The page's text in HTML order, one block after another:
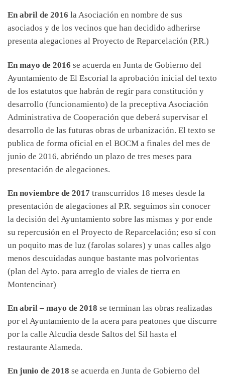
En abril de 2016 la Asociación en nombre de sus
asociados y de los vecinos que han decidido adherirse
presenta alegaciones al Proyecto de Reparcelación (P.R.)
En mayo de 2016 se acuerda en Junta de Gobierno del
Ayuntamiento de El Escorial la aprobación inicial del texto
de los estatutos que habrán de regir para constitución y
desarrollo (funcionamiento) de la preceptiva Asociación
Administrativa de Cooperación que deberá supervisar el
desarrollo de las futuras obras de urbanización. El texto se
publica de forma oficial en el BOCM a finales del mes de
junio de 2016, abriéndo un plazo de tres meses para
presentación de alegaciones.
En noviembre de 2017 transcurridos 18 meses desde la
presentación de alegaciones al P.R. seguimos sin conocer
la decisión del Ayuntamiento sobre las mismas y por ende
su repercusión en el Proyecto de Reparcelación; eso sí con
un poquito mas de luz (farolas solares) y unas calles algo
menos descuidadas aunque bastante mas polvorientas
(plan del Ayto. para arreglo de viales de tierra en
Montencinar)
En abril – mayo de 2018 se terminan las obras realizadas
por el Ayuntamiento de la acera para peatones que discurre
por la calle Alcudia desde Saltos del Sil hasta el
restaurante Alameda.
En junio de 2018 se acuerda en Junta de Gobierno del